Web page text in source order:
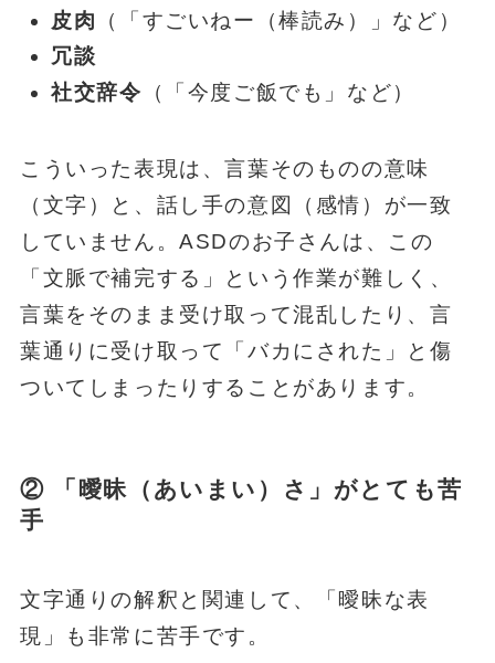
皮肉
（「すごいねー（棒読み）」など）
冗談
社交辞令 （「今度ご飯でも」など）
こういった表現は、言葉そのものの意味
（文字）と、話し手の意図（感情）が一致
していません。ASDのお子さんは、この
「文脈で補完する」という作業が難しく、
言葉をそのまま受け取って混乱したり、言
葉通りに受け取って「バカにされた」と傷
ついてしまったりすることがあります。
② 「曖昧（あいまい）さ」がとても苦
手
文字通りの解釈と関連して、「曖昧な表
現」も非常に苦手です。